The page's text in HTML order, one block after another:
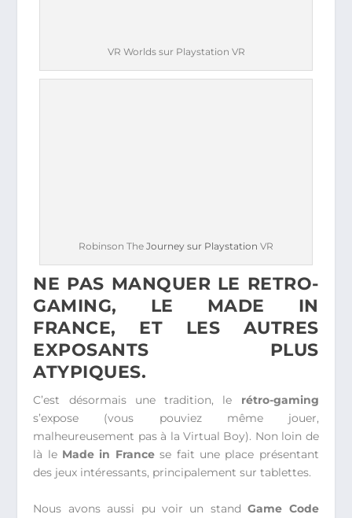
VR Worlds sur Playstation VR
Robinson The Journey sur Playstation VR
NE PAS MANQUER LE RETRO-
GAMING, LE MADE IN
FRANCE, ET LES AUTRES
EXPOSANTS PLUS
ATYPIQUES.
C’est désormais une tradition, le rétro-gaming
s’expose (vous pouviez même jouer,
malheureusement pas à la Virtual Boy). Non loin de
là le Made in Francese fait une place présentant
des jeux intéressants, principalement sur tablettes.
Nous avons aussi pu voir un standGame Code